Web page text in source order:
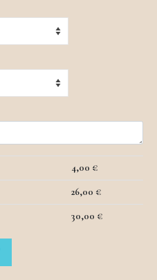
4,00 €
26,00 €
30,00 €